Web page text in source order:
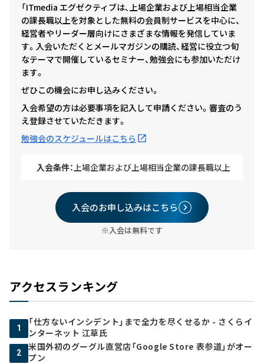
「ITmedia エグゼクティブは、上場企業および上場相当企業
の課長職以上を対象とした無料の会員制サービスを中心に、
経営者やリーダー層向けにさまざまな情報を発信していま
す。入会いただくとメールマガジンの購読、経営に役立つ旬
なテーマで開催しているセミナー、勉強会にも参加いただけ
ます。
ぜひこの機会にお申し込みください。
入会希望の方は必要事項を記入して申請ください。審査のう
え登録させていただきます。
勉強会のスケジュールはこちら
入会条件： 上場企業および上場相当企業の課長職以上
入会のお申し込みはこちら
※入会は無料です
アクセスランキング
1
「仕方ないインシデント」まで全力を尽くせるか - さくらイ
ンターネット 江草氏
2
米国外初のグーグル直営店「Google Store 表参道」がオー
プン